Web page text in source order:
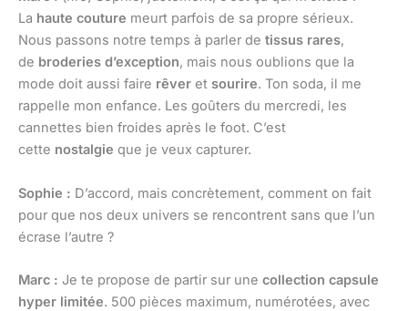
La haute couture meurt parfois de sa propre sérieux.
Nous passons notre temps à parler de tissus rares,
de broderies d’exception, mais nous oublions que la
mode doit aussi faire rêver et sourire. Ton soda, il me
rappelle mon enfance. Les goûters du mercredi, les
cannettes bien froides après le foot. C’est
cette nostalgie que je veux capturer.
Sophie : D’accord, mais concrètement, comment on fait
pour que nos deux univers se rencontrent sans que l’un
écrase l’autre ?
Marc : Je te propose de partir sur une collection capsule
hyper limitée. 500 pièces maximum, numérotées, avec